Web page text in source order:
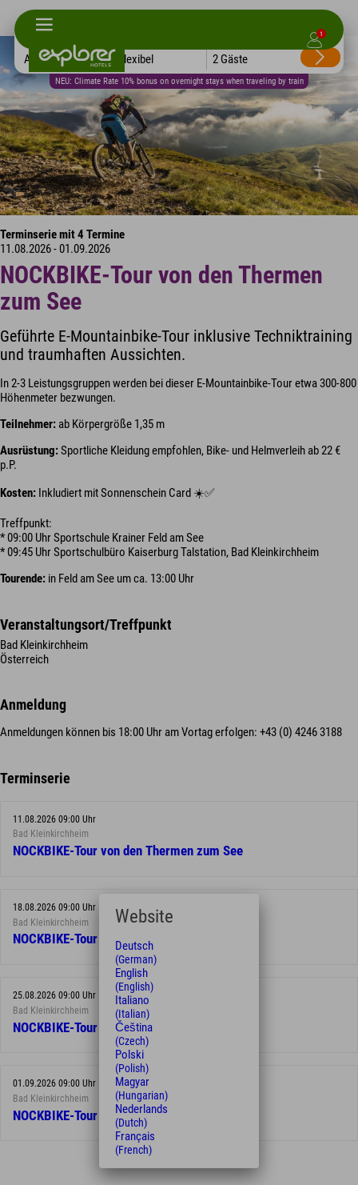
1
NEU: Climate Rate 10% bonus on overnight stays when traveling by train
Alle Hotels Flexibel 2 Gäste
Terminserie mit 4 Termine
11.08.2026 - 01.09.2026
NOCKBIKE-Tour von den Thermen
zum See
Geführte E-Mountainbike-Tour inklusive Techniktraining
und traumhaften Aussichten.
In 2-3 Leistungsgruppen werden bei dieser E-Mountainbike-Tour etwa 300-800
Höhenmeter bezwungen.
Teilnehmer: ab Körpergröße 1,35 m
Ausrüstung:Sportliche Kleidung empfohlen, Bike- und Helmverleih ab 22 €
p.P.
Kosten: Inkludiert mit Sonnenschein Card ☀️✅
Treffpunkt:
* 09:00 Uhr Sportschule Krainer Feld am See
* 09:45 Uhr Sportschulbüro Kaiserburg Talstation, Bad Kleinkirchheim
Tourende: in Feld am See um ca. 13:00 Uhr
Veranstaltungsort/Treffpunkt
Bad Kleinkirchheim
Österreich
Anmeldung
Anmeldungen können bis 18:00 Uhr am Vortag erfolgen: +43 (0) 4246 3188
Terminserie
11.08.2026 09:00 Uhr
Bad Kleinkirchheim
NOCKBIKE-Tour von den Thermen zum See
18.08.2026 09:00 Uhr
Bad Kleinkirchheim
NOCKBIKE-Tour von den Thermen zum See
25.08.2026 09:00 Uhr
Bad Kleinkirchheim
NOCKBIKE-Tour von den Thermen zum See
01.09.2026 09:00 Uhr
Bad Kleinkirchheim
NOCKBIKE-Tour von den Thermen zum See
Website
Deutsch
(German)
English
(English)
Italiano
(Italian)
Čeština
(Czech)
Polski
(Polish)
Magyar
(Hungarian)
Nederlands
(Dutch)
Français
(French)